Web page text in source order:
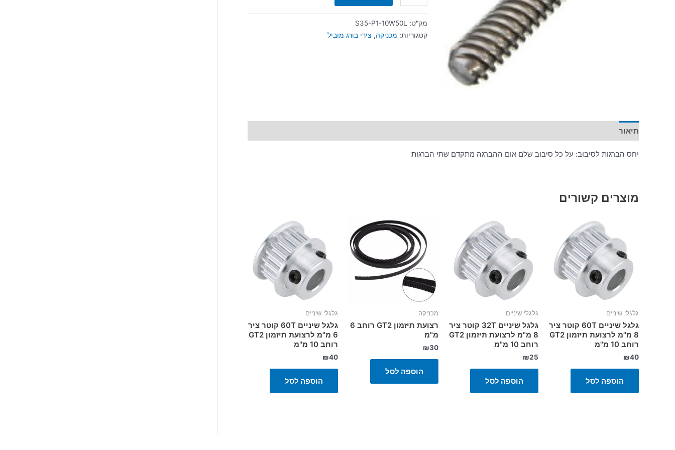
מק"ט: S35-P1-10W50L
קטגוריות: מכניקה, צירי בורג מוביל
תיאור
יחס הברגות לסיבוב: על כל סיבוב שלם אום ההברגה מתקדם שתי הברגות
מוצרים קשורים
גלגלי שיניים
גלגל שיניים 60T קוטר ציר
8 מ"מ לרצועת תיזמון GT2
רוחב 10 מ"מ
₪40
הוספה לסל
גלגלי שיניים
גלגל שיניים 32T קוטר ציר
8 מ"מ לרצועת תיזמון GT2
רוחב 10 מ"מ
₪25
הוספה לסל
מכניקה
רצועת תיזמון GT2 רוחב 6
מ"מ
₪30
הוספה לסל
גלגלי שיניים
גלגל שיניים 60T קוטר ציר
6 מ"מ לרצועת תיזמון GT2
רוחב 10 מ"מ
₪40
הוספה לסל